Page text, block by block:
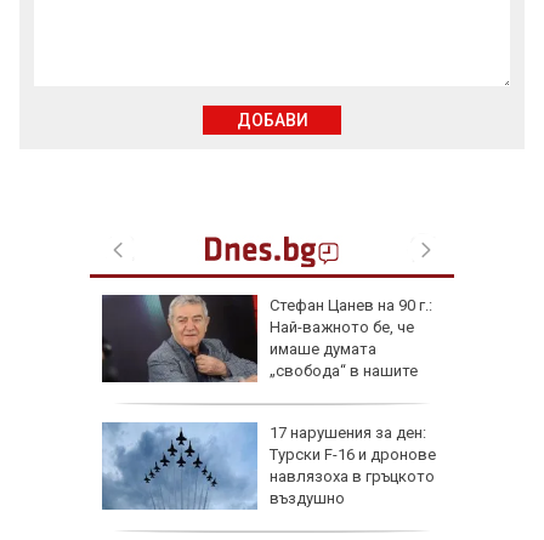
Стефан Цанев на 90 г.:
Най-важното бе, че
имаше думата
„свобода“ в нашите
17 нарушения за ден:
Турски F-16 и дронове
навлязоха в гръцкото
въздушно
ДОБАВИ